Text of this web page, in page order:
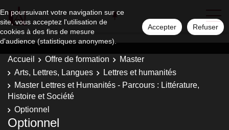
En poursuivant votre navigation sur ce
site, vous acceptez l'utilisation de
cookies à des fins de mesure
d'audience (statistiques anonymes).
Accepter Refuser
Accueil Offre de formation
Master
Arts, Lettres, Langues
Lettres et humanités
Master Lettres et Humanités - Parcours : Littérature,
Histoire et Société
Optionnel
Optionnel